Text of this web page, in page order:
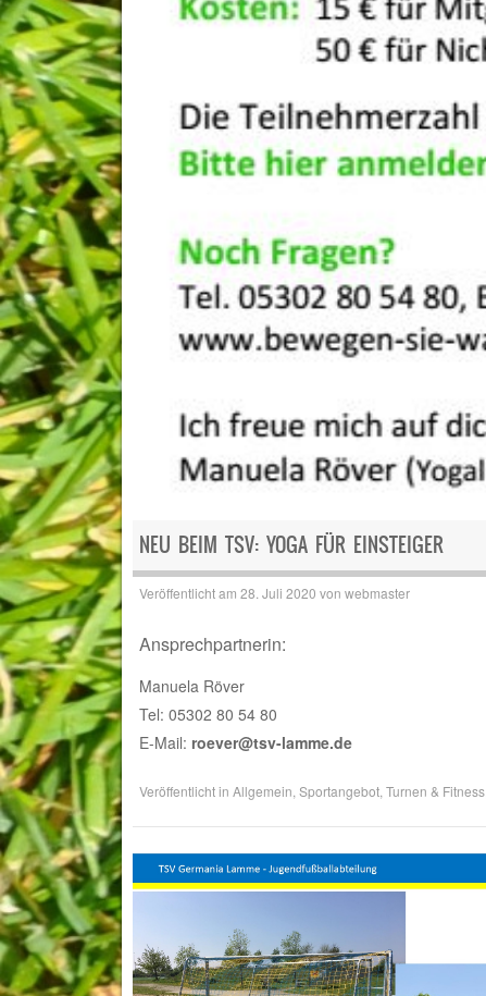
NEU BEIM TSV: YOGA FÜR EINSTEIGER
Veröffentlicht am 28. Juli 2020 von webmaster
Ansprechpartnerin:
Manuela Röver
Tel: 05302 80 54 80
E-Mail: roever@tsv-lamme.de
Veröffentlicht in Allgemein Sportangebot, Turnen & Fitness,